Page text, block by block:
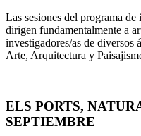
Las sesiones del programa
dirigen fundamentalmente a
investigadores/as de
Arte, Arquitectura y
ELS PORTS,
SEPTIEMBRE